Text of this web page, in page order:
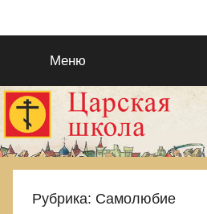
к
содержимому
Православие
рукописях
—
ЦАРСКАЯ
Славу
Исуса
Христа.
Для
поиска
Божиего
Меню
Рубрика: Самолюбие